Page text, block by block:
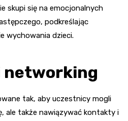
skupi się na emocjonalnych
podkreślając
wychowania dzieci.
networking
tak, aby uczestnicy mogli
ale także nawiązywać kontakty i